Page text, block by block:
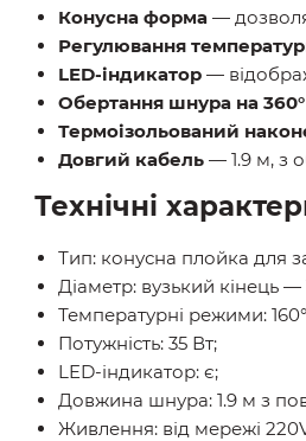
Конусна форма —
Регулювання
LED-індикатор —
Обертання шнура на 360°
Термоізольований
Довгий кабель — 1.9 м, з
Технічні
Тип: конусна плойка для
Діаметр: вузький кінець
Температурні режими:
Потужність: 35 Вт;
LED-індикатор: є;
Довжина шнура: 1.9 м з
Живлення: від мережі